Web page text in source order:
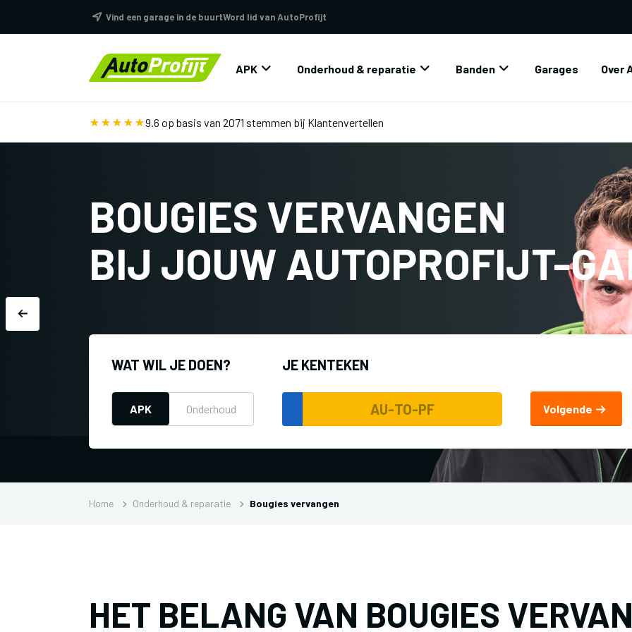
Vind een garage in de buurtWord lid van AutoProfijt
APK Onderhoud & reparatie Banden Garages Over
9.6 op basis van 2071 stemmen bij Klantenvertellen
BOUGIES VERVANGEN
BIJ JOUW AUTOPROFIJT-
WAT WIL JE DOEN?
APK Onderhoud
JE KENTEKEN
Volgende
Home Onderhoud & reparatie Bougies vervangen
HET BELANG VAN BOUGIES